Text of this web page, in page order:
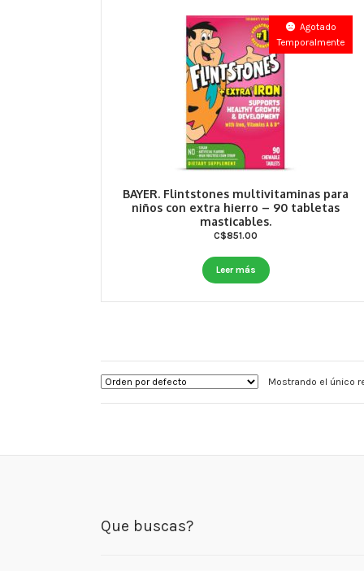
BAYER. Flintstones multivitaminas para
niños con extra hierro – 90 tabletas
masticables.
Agotado
Temporalmente
C$851.00
Leer más
Mostrando el único
Que buscas?